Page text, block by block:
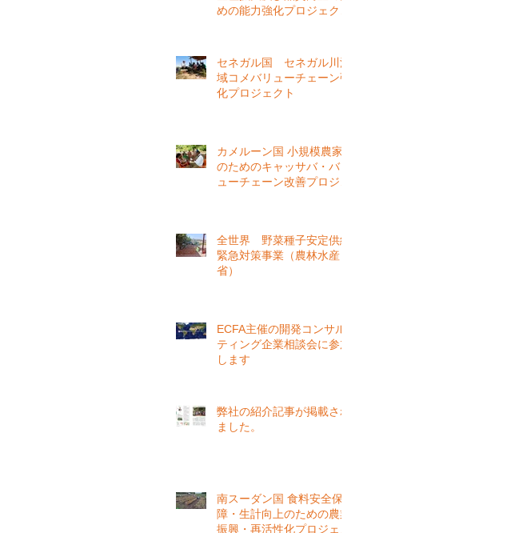
めの能力強化プロジェクト
セネガル国 セネガル川流
域コメバリューチェーン強
化プロジェクト
カメルーン国 小規模農家
のためのキャッサバ・バリ
ューチェーン改善プロジェ
全世界 野菜種子安定供給
緊急対策事業（農林水産
省）
ECFA主催の開発コンサル
ティング企業相談会に参加
します
弊社の紹介記事が掲載され
ました。
南スーダン国 食料安全保
障・生計向上のための農業
振興・再活性化プロジェク